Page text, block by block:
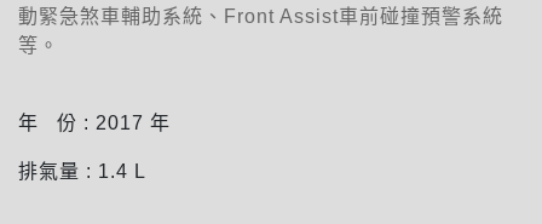
動緊急煞車輔助系統、Front Assist車前碰撞預警系統
等。
年 份 : 2017 年
排氣量 : 1.4 L